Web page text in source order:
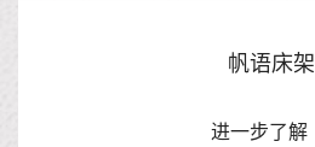
帆语床架
进一步了解